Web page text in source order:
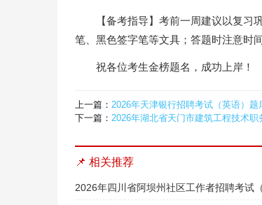
【备考指导】考前一周建议以复
笔、黑色签字笔等文具；答题时注意时
祝各位考生金榜题名，成功上岸！
上一篇： 2026年天津银行招聘考试（英语）题
下一篇： 2026年湖北省天门市建筑工程技术
📌 相关推荐
2026年四川省阿坝州社区工作者招聘考试